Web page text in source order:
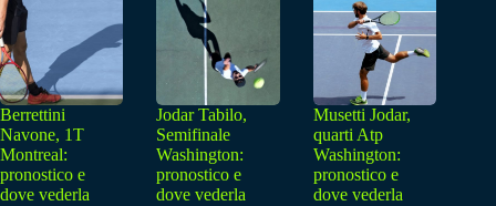
Berrettini
Navone, 1T
Montreal:
pronostico e
dove vederla
Jodar Tabilo,
Semifinale
Washington:
pronostico e
dove vederla
Musetti Jodar,
quarti Atp
Washington:
pronostico e
dove vederla